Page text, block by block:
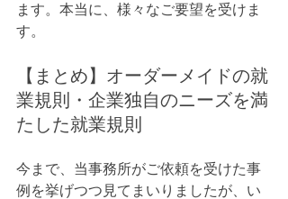
ます。本当に、様々なご要望を受けま
す。
【まとめ】オーダーメイドの就
業規則・企業独自のニーズを満
たした就業規則
今まで、当事務所がご依頼を受けた事
例を挙げつつ見てまいりましたが、い